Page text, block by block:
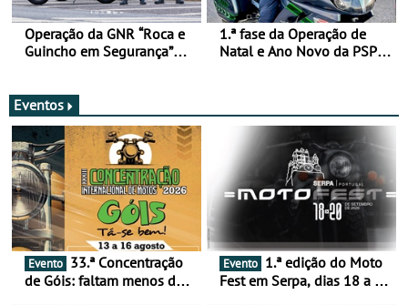
Operação da GNR “Roca e
Guincho em Segurança”
1.ª fase da Operação de
Natal e Ano Novo da PSP e
Eventos
Evento
de Góis: faltam menos de
Evento
Fest em Serpa, dias 18 a 20